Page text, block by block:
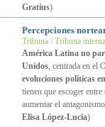
Gratius)
Percepciones
Tribuna / Tribuna
América Latina no
Unidos, centrada en el
evoluciones políticas
tienen que escoger
aumentar el
Elisa López-Lucia)